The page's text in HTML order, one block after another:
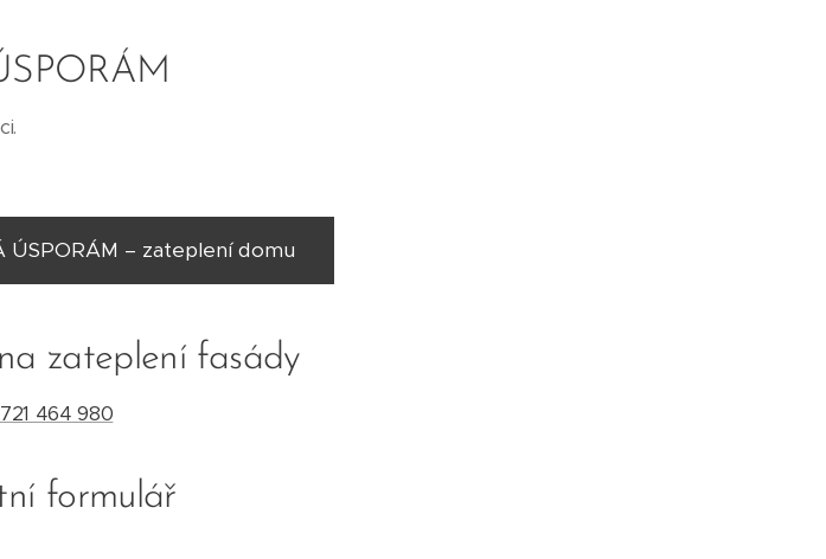
ÚSPORÁM – zateplení domu
zateplení fasády
464 980
formulář